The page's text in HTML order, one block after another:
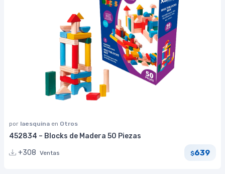
por laesquina en Otros
452834 – Blocks de Madera 50 Piezas
+308 Ventas $639